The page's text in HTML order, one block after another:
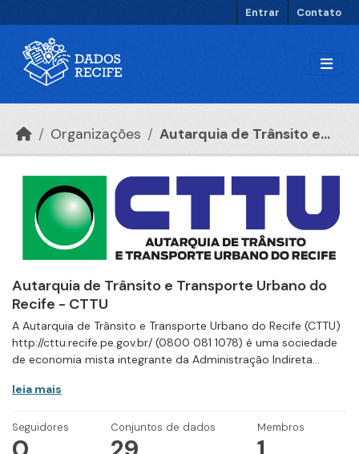
Entrar Contato
Organizações Autarquia de Trânsito e...
Autarquia de Trânsito e Transporte Urbano do
Recife - CTTU
A Autarquia de Trânsito e Transporte Urbano do Recife (CTTU)
http://cttu.recife.pe.gov.br/ (0800 081 1078) é uma sociedade
de economia mista integrante da Administração Indireta...
leia mais
Seguidores Conjuntos de dados Membros